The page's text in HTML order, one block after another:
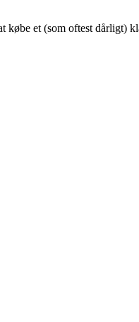
et (som oftest dårligt)